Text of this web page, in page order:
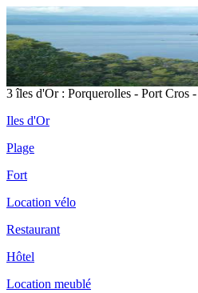
3 îles d'Or : Porquerolles - Port Cros
Iles d'Or
Plage
Fort
Location vélo
Restaurant
Hôtel
Location meublé